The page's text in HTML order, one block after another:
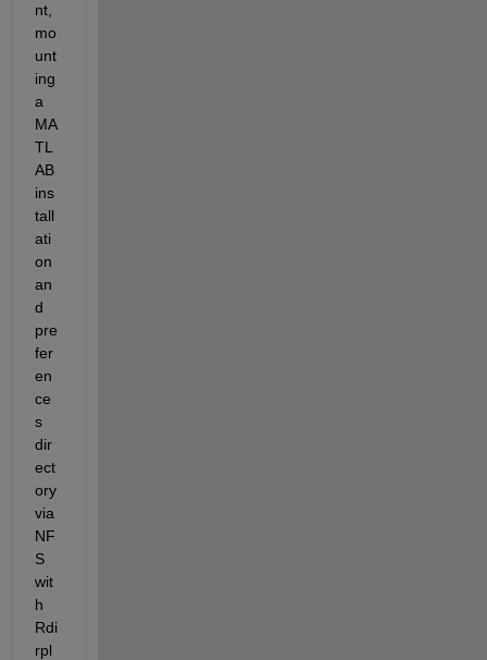
nt,
mo
unt
ing
a
MA
TL
AB
ins
tall
ati
on
an
d
pre
fer
en
ce
s
dir
ect
ory
via
NF
S
wit
h
Rdi
rpl